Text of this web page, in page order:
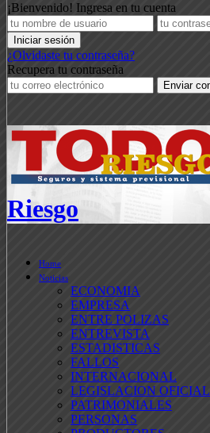
¡Bienvenido! Ingresa en tu cuenta
¿Olvidaste tu contraseña?
Recupera tu contraseña
Riesgo
Home
Noticias
ECONOMIA
EMPRESA
ENTRE POLIZAS
ENTREVISTA
ESTADISTICAS
FALLOS
INTERNACIONAL
LEGISLACION OFICIAL
PATRIMONIALES
PERSONAS